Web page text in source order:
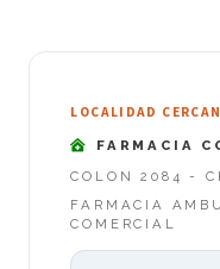
LOCALIDAD
FARMACIA
COLON 2084 -
FARMACIA
COMERCIAL